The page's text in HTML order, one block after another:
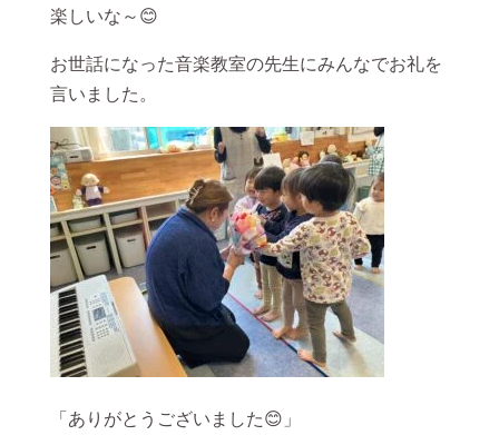
楽しいな～😊
お世話になった音楽教室の先生にみんなでお礼を
言いました。
「ありがとうございました😊」